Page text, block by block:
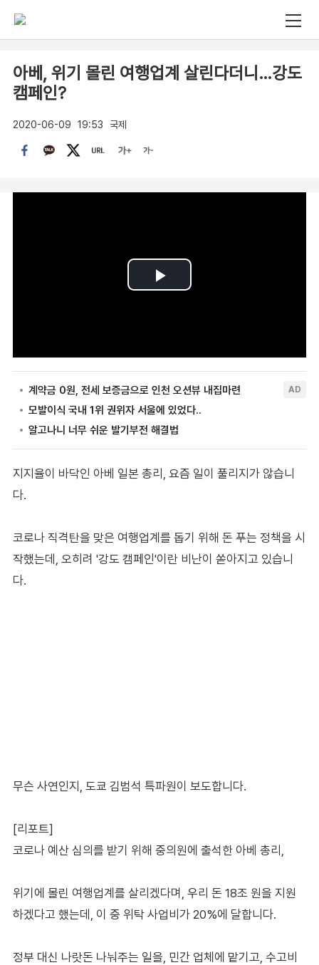
아베, 위기 몰린 여행업계 살린다더니…강도
캠페인?
2020-06-09 19:53 국제
지지율이 바닥인 아베 일본 총리, 요즘 일이 풀리지가 않습니
다.
코로나 직격탄을 맞은 여행업계를 돕기 위해 돈 푸는 정책을 시
작했는데, 오히려 '강도 캠페인'이란 비난이 쏟아지고 있습니
다.
무슨 사연인지, 도쿄 김범석 특파원이 보도합니다.
[리포트]
코로나 예산 심의를 받기 위해 중의원에 출석한 아베 총리,
위기에 몰린 여행업계를 살리겠다며, 우리 돈 18조 원을 지원
하겠다고 했는데, 이 중 위탁 사업비가 20%에 달합니다.
정부 대신 나랏돈 나눠주는 일을, 민간 업체에 맡기고, 수고비